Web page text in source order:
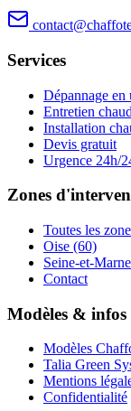
Services
Dépannage en
Entretien
Installation
Devis gratuit
Urgence 24h/
Zones
Toutes les
Oise (60)
Seine-et-
Contact
Modèles & infos
Modèles
Talia Green
Mentions
Confidentialité